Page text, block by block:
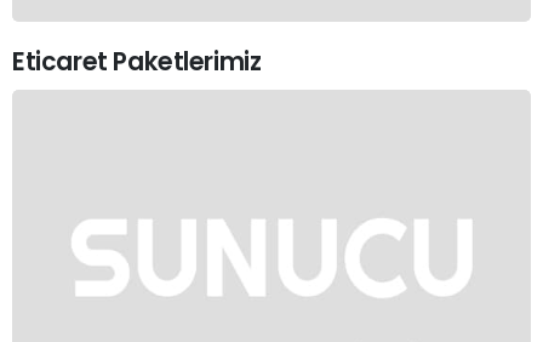
Eticaret Paketlerimiz